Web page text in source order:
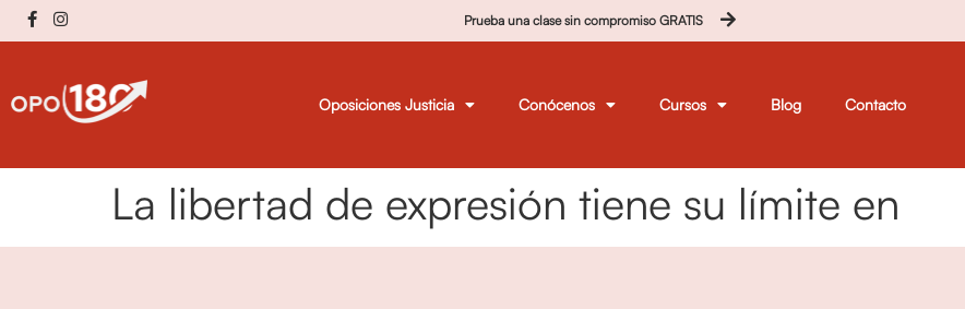
Prueba una clase sin compromiso GRATIS
Oposiciones Justicia Conócenos Cursos Blog Contacto
La libertad de expresión tiene su límite en